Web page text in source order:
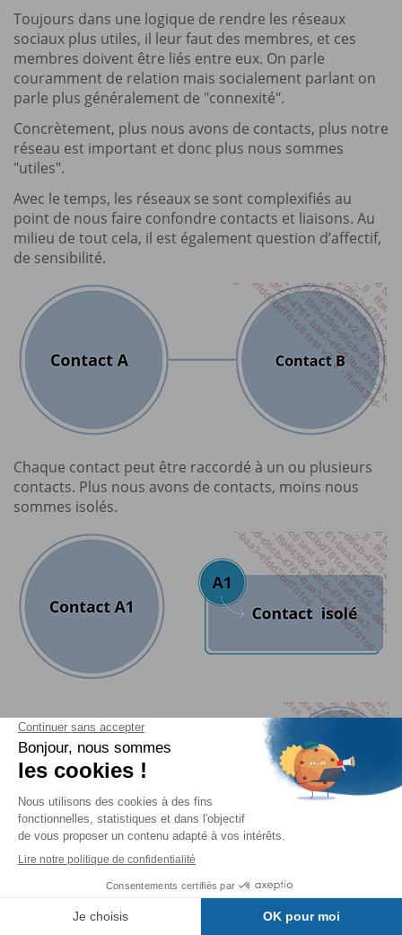
Toujours dans une logique de rendre les réseaux
sociaux plus utiles, il leur faut des membres, et ces
membres doivent être liés entre eux. On parle
couramment de relation mais socialement parlant on
parle plus généralement de "connexité".
Concrètement, plus nous avons de contacts, plus notre
réseau est important et donc plus nous sommes
"utiles".
Avec le temps, les réseaux se sont complexifiés au
point de nous faire confondre contacts et liaisons. Au
milieu de tout cela, il est également question d’affectif,
de sensibilité.
Chaque contact peut être raccordé à un ou plusieurs
contacts. Plus nous avons de contacts, moins nous
sommes isolés.
Table des matières